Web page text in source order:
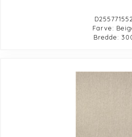
D255771552
Farve:
Bredde: